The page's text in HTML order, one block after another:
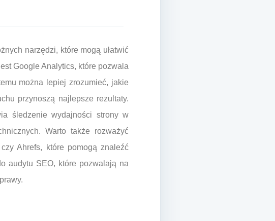
narzędzi, które mogą ułatwić
Google Analytics, które pozwala
można lepiej zrozumieć, jakie
przynoszą najlepsze rezultaty.
śledzenie wydajności strony w
Warto także rozważyć
Ahrefs, które pomogą znaleźć
audytu SEO, które pozwalają na